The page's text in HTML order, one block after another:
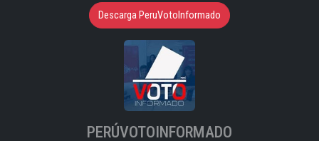
Descarga PeruVotoInformado
PERÚVOTOINFORMADO